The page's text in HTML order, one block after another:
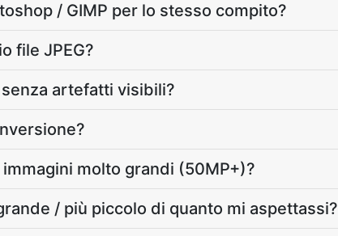
/ GIMP per lo stesso compito?
file JPEG?
artefatti visibili?
molto grandi (50MP+)?
/ più piccolo di quanto mi aspettassi?